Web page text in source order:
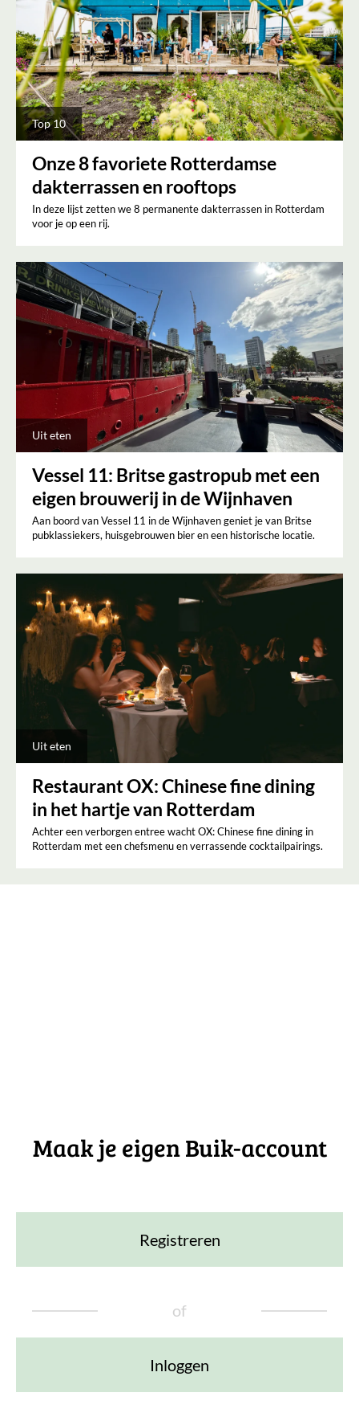
Top 10
Onze 8 favoriete Rotterdamse
dakterrassen en rooftops
In deze lijst zetten we 8 permanente dakterrassen in Rotterdam
voor je op een rij.
Uit eten
Vessel 11: Britse gastropub met een
eigen brouwerij in de Wijnhaven
Aan boord van Vessel 11 in de Wijnhaven geniet je van Britse
pubklassiekers, huisgebrouwen bier en een historische locatie.
Uit eten
Restaurant OX: Chinese fine dining
in het hartje van Rotterdam
Achter een verborgen entree wacht OX: Chinese fine dining in
Rotterdam met een chefsmenu en verrassende cocktailpairings.
Maak je eigen Buik-account
Registreren
of
Inloggen